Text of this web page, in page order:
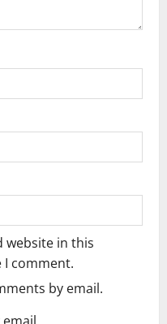
website in this
comment.
by email.